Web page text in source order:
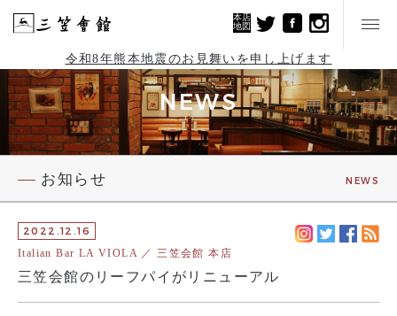
本店
地図
令和8年熊本地震のお見舞いを申し上げます
NEWS
お知らせ NEWS
2022.12.16
Italian Bar LA VIOLA ／ 三笠会館 本店
三笠会館のリーフパイがリニューアル